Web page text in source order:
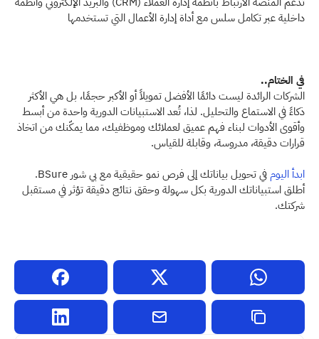
داخلية عبر تكامل سلس مع أداة إدارة الأعمال التي تستخدمها
في الختام..
قرارات دقيقة، مدروسة، وقابلة للقياس.
ابدأ اليوم
شركتك.